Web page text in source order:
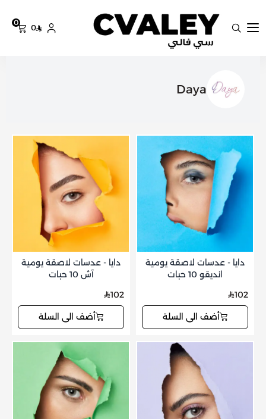
سي فالي
0
0
Daya
دايا - عدسات لاصقة يومية
انديقو 10 حبات
102
أضف الى السلة
دايا - عدسات لاصقة يومية
آش 10 حبات
102
أضف الى السلة